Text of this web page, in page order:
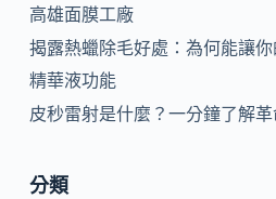
高雄面膜工廠
揭露熱蠟除毛好處：為何能讓
精華液功能
皮秒雷射是什麼？一分鐘了解
分類